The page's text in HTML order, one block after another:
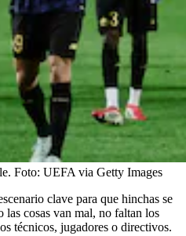
Foto: UEFA via Getty Images
clave para que hinchas se
las cosas van mal, no faltan los
técnicos, jugadores o directivos.